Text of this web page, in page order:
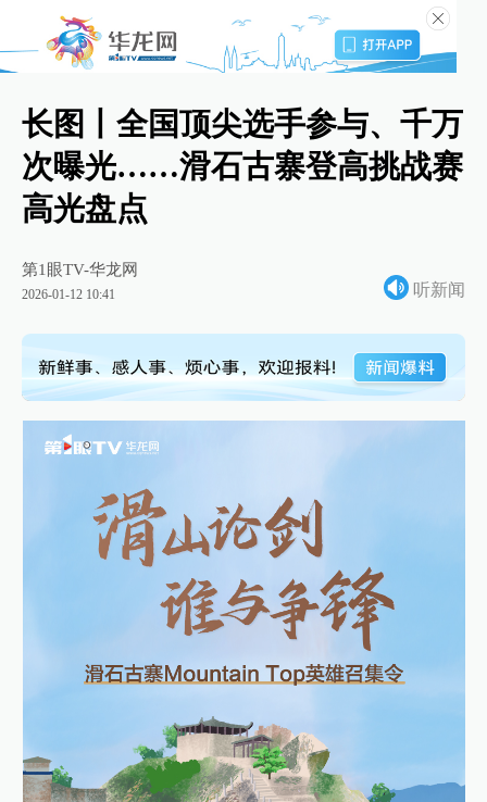
长图丨全国顶尖选手参与、千万
次曝光……滑石古寨登高挑战赛
高光盘点
第1眼TV-华龙网
2026-01-12 10:41 听新闻